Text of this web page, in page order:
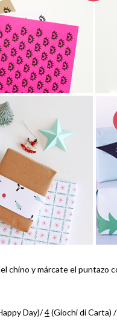
chino y márcate el puntazo
Day)/4(Giochi di Carta) /